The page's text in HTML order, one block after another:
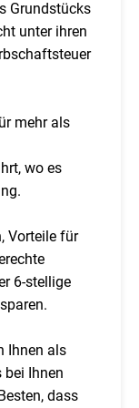
Grundstücks
unter ihren
mehr als
wo es
Vorteile für
6-stellige
Ihnen als
bei Ihnen
dass